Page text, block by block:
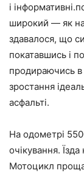
і
широкий — як на
здавалося, що
покатавшись і
продираючись в
зростання
асфальті.
На одометрі
очікування.
Мотоцикл